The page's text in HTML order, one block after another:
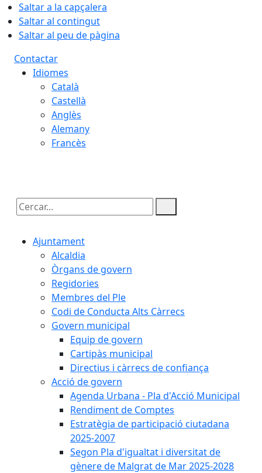
Saltar a la capçalera
Saltar al contingut
Saltar al peu de pàgina
Contactar
Idiomes
Català
Castellà
Anglès
Alemany
Francès
Cercar:
Ajuntament
Alcaldia
Òrgans de govern
Regidories
Membres del Ple
Codi de Conducta Alts Càrrecs
Govern municipal
Equip de govern
Cartipàs municipal
Directius i càrrecs de confiança
Acció de govern
Agenda Urbana - Pla d'Acció Municipal
Rendiment de Comptes
Estratègia de participació ciutadana
2025-2007
Segon Pla d'igualtat i diversitat de
gènere de Malgrat de Mar 2025-2028